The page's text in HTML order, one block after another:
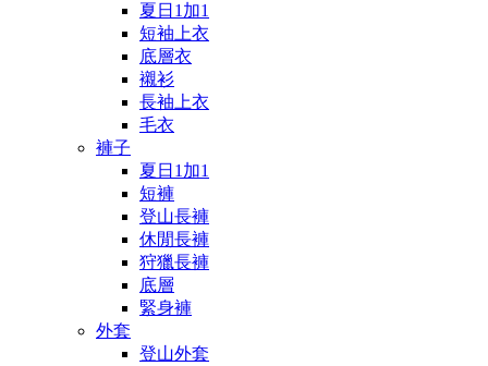
夏日1加1
短袖上衣
底層衣
襯衫
長袖上衣
毛衣
褲子
夏日1加1
短褲
登山長褲
休閒長褲
狩獵長褲
底層
緊身褲
外套
登山外套